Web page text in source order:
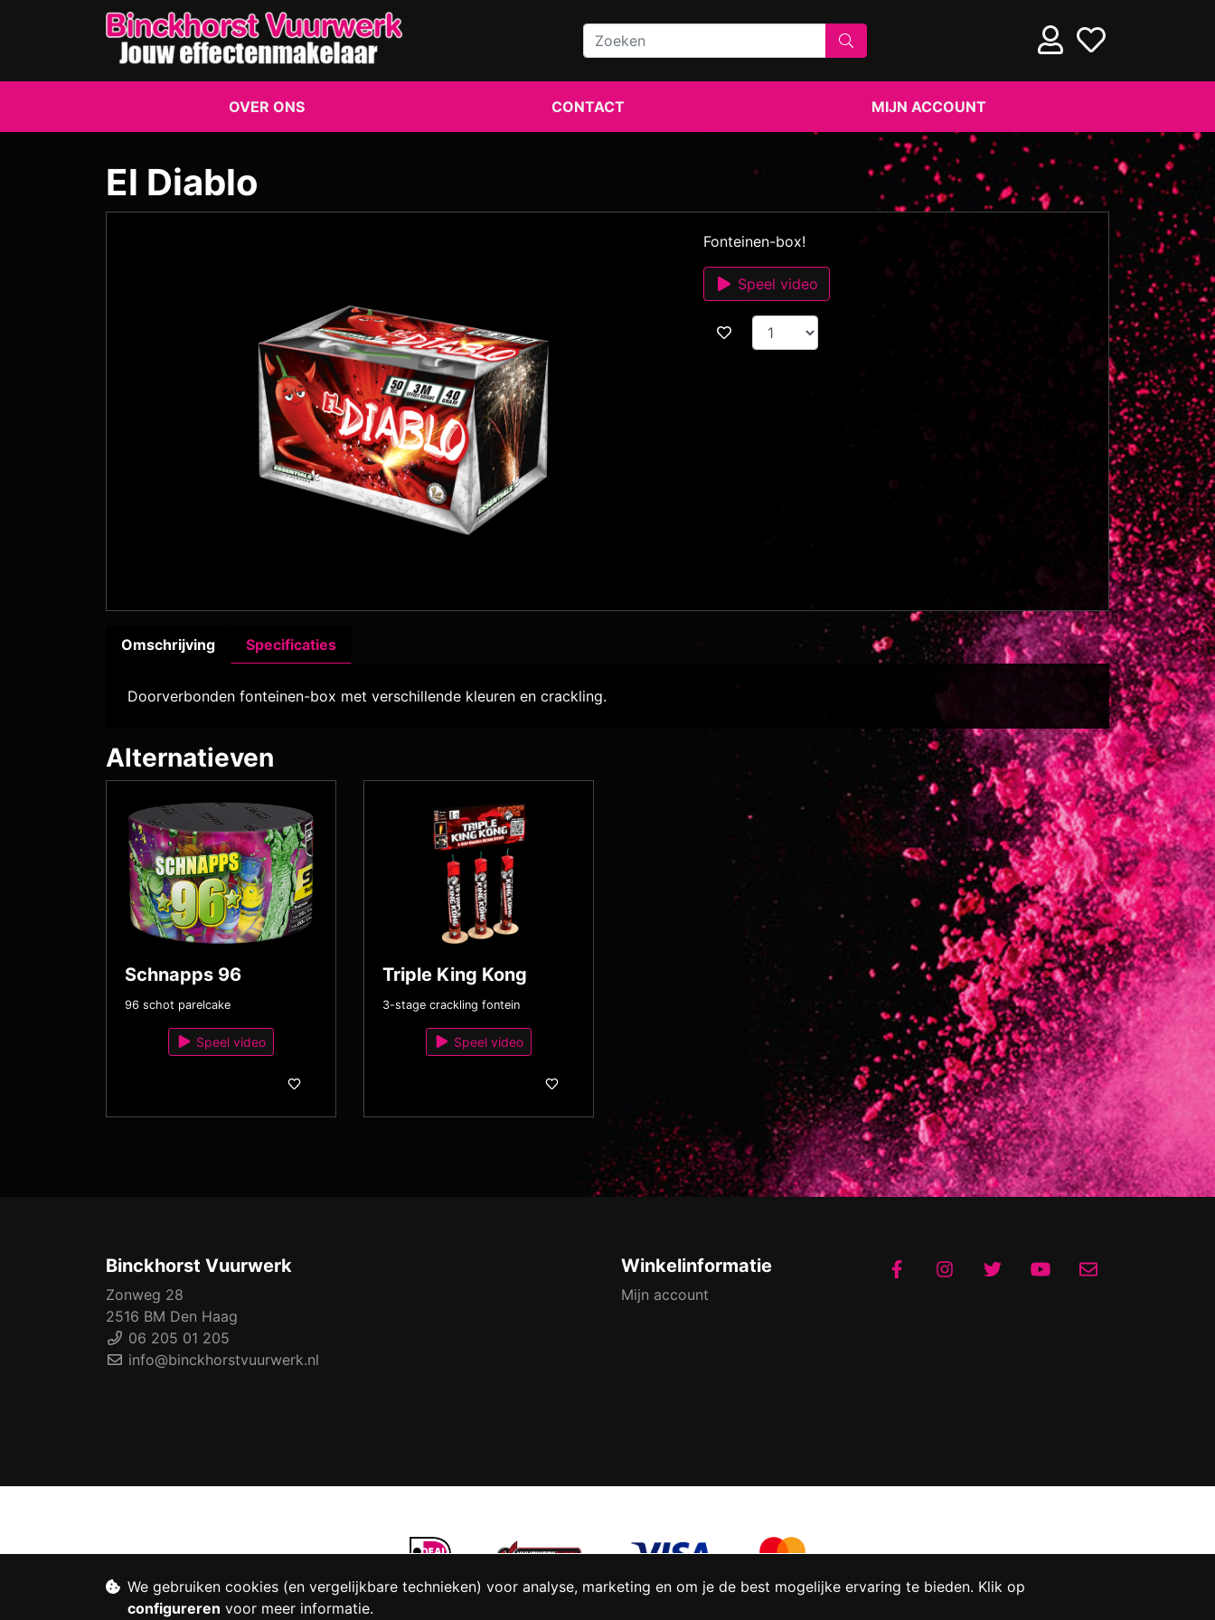
OVER ONS CONTACT MIJN ACCOUNT
El Diablo
Fonteinen-box!
Speel video
Omschrijving Specificaties
Doorverbonden fonteinen-box met verschillende kleuren en crackling.
Alternatieven
Schnapps 96
96 schot parelcake
Speel video
Triple King Kong
3-stage crackling fontein
Speel video
We gebruiken cookies (en vergelijkbare technieken) voor analyse, marketing en om je de best mogelijke ervaring te bieden. Klik op
configureren voor meer informatie.
Binckhorst Vuurwerk
Zonweg 28
2516 BM Den Haag
06 205 01 205
info@binckhorstvuurwerk.nl
Winkelinformatie
Mijn account